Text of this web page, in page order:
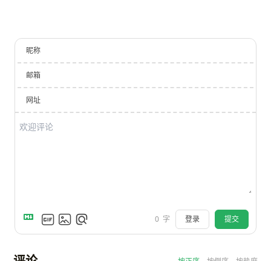
昵称
邮箱
网址
0 字 登录 提交